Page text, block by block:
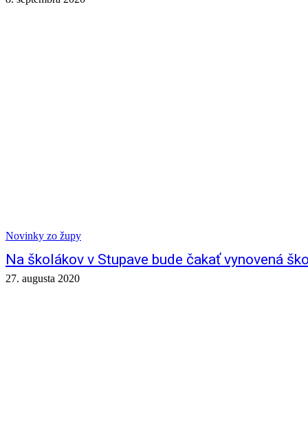
Novinky zo župy
Na školákov v Stupave bude čakať vynovená
27. augusta 2020